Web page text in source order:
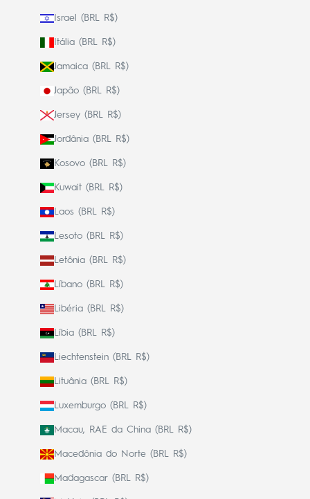
Israel (BRL R$)
Itália (BRL R$)
Jamaica (BRL R$)
Japão (BRL R$)
Jersey (BRL R$)
Jordânia (BRL R$)
Kosovo (BRL R$)
Kuwait (BRL R$)
Laos (BRL R$)
Lesoto (BRL R$)
Letônia (BRL R$)
Líbano (BRL R$)
Libéria (BRL R$)
Líbia (BRL R$)
Liechtenstein (BRL R$)
Lituânia (BRL R$)
Luxemburgo (BRL R$)
Macau, RAE da China (BRL R$)
Macedônia do Norte (BRL R$)
Madagascar (BRL R$)